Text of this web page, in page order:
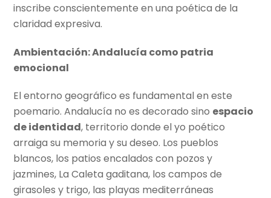
inscribe conscientemente en una poética de la
claridad expresiva.
Ambientación: Andalucía como patria
emocional
El entorno geográfico es fundamental en este
poemario. Andalucía no es decorado sino espacio
de identidad, territorio donde el yo poético
arraiga su memoria y su deseo. Los pueblos
blancos, los patios encalados con pozos y
jazmines, La Caleta gaditana, los campos de
girasoles y trigo, las playas mediterráneas